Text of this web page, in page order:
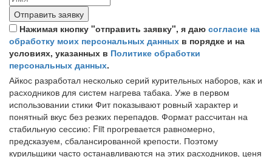
Отправить заявку
Нажимая кнопку "отправить заявку", я даю согласие на
обработку моих персональных данных в порядке и на
условиях, указанных в Политике обработки
персональных данных.
Айкос разработал несколько серий курительных наборов, как и
расходников для систем нагрева табака. Уже в первом
использовании стики Фит показывают ровный характер и
понятный вкус без резких перепадов. Формат рассчитан на
стабильную сессию: Fiit прогревается равномерно,
предсказуем, сбалансированной крепости. Поэтому
курильщики часто останавливаются на этих расходников, ценя